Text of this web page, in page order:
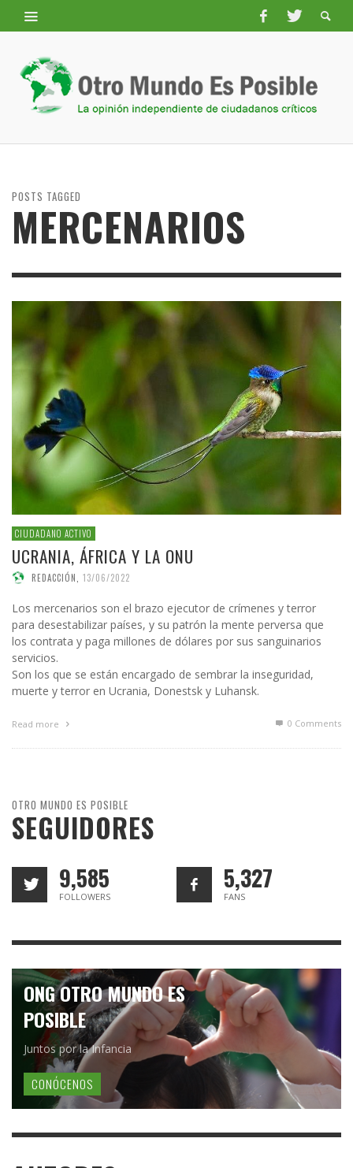
POSTS TAGGED
MERCENARIOS
CIUDADANO ACTIVO
UCRANIA, ÁFRICA Y LA ONU
REDACCIÓN 13/06/2022
Los mercenarios son el brazo ejecutor de crímenes y terror
para desestabilizar países, y su patrón la mente perversa que
los contrata y paga millones de dólares por sus sanguinarios
servicios.
Son los que se están encargado de sembrar la inseguridad,
muerte y terror en Ucrania, Donestsk y Luhansk.
Read more 0 Comments
OTRO MUNDO ES POSIBLE
SEGUIDORES
9,585
FOLLOWERS
5,327
FANS
ONG OTRO MUNDO ES
POSIBLE
Juntos por la Infancia
CONÓCENOS